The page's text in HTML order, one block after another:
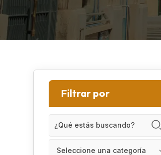
Filtrar por
Seleccione una categoría